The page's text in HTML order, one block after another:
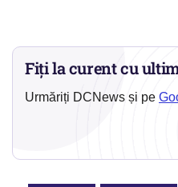
Fiți la curent cu
Urmăriți DCNews și pe